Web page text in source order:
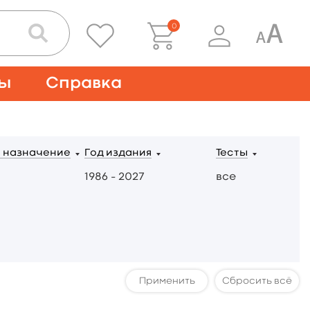
0
Справка
назначение Год издания
1986 – 2027
Тесты
все
Сбросить всё